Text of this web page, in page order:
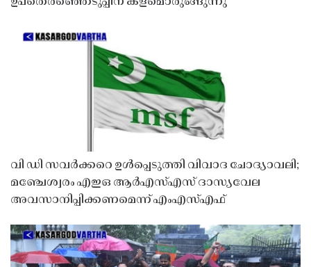
വി ഡി സവർക്കറെ ഉൾപ്പെടുത്തി വിവാദ ചോദ്യാവലി;
മഞ്ചേശ്വരം എഇഒ ആർഎസ്എസ് ദാസ്യവേല
അവസാനിപ്പിക്കണമെന്ന് എംഎസ്എഫ്